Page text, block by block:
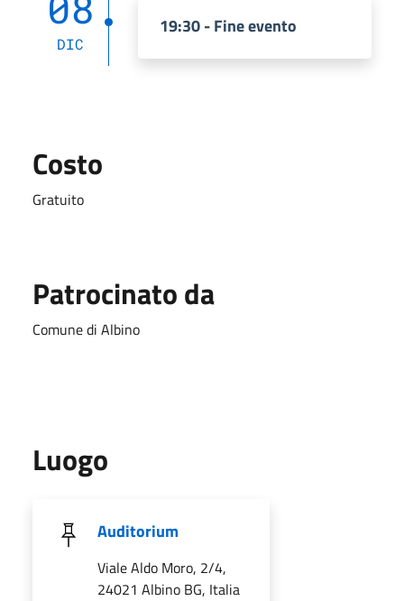
DIC
19:30 - Fine evento
Costo
Gratuito
Patrocinato da
Comune di Albino
Luogo
Auditorium
Viale Aldo Moro, 2/4,
24021 Albino BG, Italia